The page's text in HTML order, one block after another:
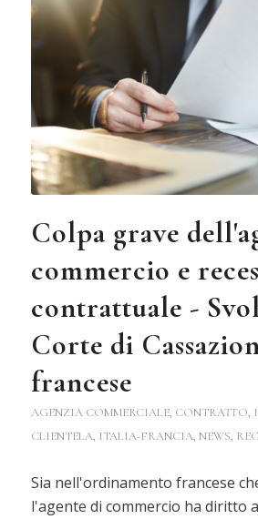
Colpa grave
commercio e
contrattuale -
Corte di
francese
AGENZIA COMMERCIALE, CONTRATTO,
CLIENTELA, ITALIA-FRANCIA, NEWS,
Sia nell'ordinamento francese
l'agente di commercio ha diritto